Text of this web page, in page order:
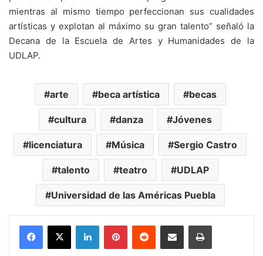
mientras al mismo tiempo perfeccionan sus cualidades
artísticas y explotan al máximo su gran talento” señaló la
Decana de la Escuela de Artes y Humanidades de la
UDLAP.
arte beca artística becas
cultura danza Jóvenes
licenciatura Música Sergio Castro
talento teatro UDLAP
Universidad de las Américas Puebla
LinkedInPinterestReddit Share via Email Print